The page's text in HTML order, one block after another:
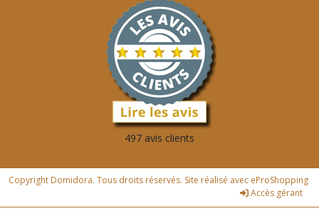
497 avis clients
Copyright Domidora. Tous droits réservés. Site réalisé avec eProShopping
Accès gérant